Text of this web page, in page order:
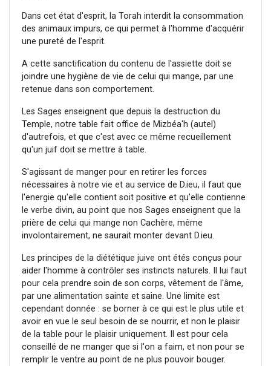
Dans cet état d'esprit, la Torah interdit la consommation
des animaux impurs, ce qui permet à l'homme d'acquérir
une pureté de l'esprit.
A cette sanctification du contenu de l'assiette doit se
joindre une hygiène de vie de celui qui mange, par une
retenue dans son comportement.
Les Sages enseignent que depuis la destruction du
Temple, notre table fait office de Mizbéa'h (autel)
d'autrefois, et que c'est avec ce même recueillement
qu'un juif doit se mettre à table.
S'agissant de manger pour en retirer les forces
nécessaires à notre vie et au service de D.ieu, il faut que
l'energie qu'elle contient soit positive et qu'elle contienne
le verbe divin, au point que nos Sages enseignent que la
prière de celui qui mange non Cachère, même
involontairement, ne saurait monter devant D.ieu.
Les principes de la diététique juive ont étés conçus pour
aider l'homme à contrôler ses instincts naturels. Il lui faut
pour cela prendre soin de son corps, vêtement de l'âme,
par une alimentation sainte et saine. Une limite est
cependant donnée : se borner à ce qui est le plus utile et
avoir en vue le seul besoin de se nourrir, et non le plaisir
de la table pour le plaisir uniquement. Il est pour cela
conseillé de ne manger que si l'on a faim, et non pour se
remplir le ventre au point de ne plus pouvoir bouger.